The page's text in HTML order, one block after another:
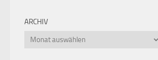
ARCHIV
Archiv